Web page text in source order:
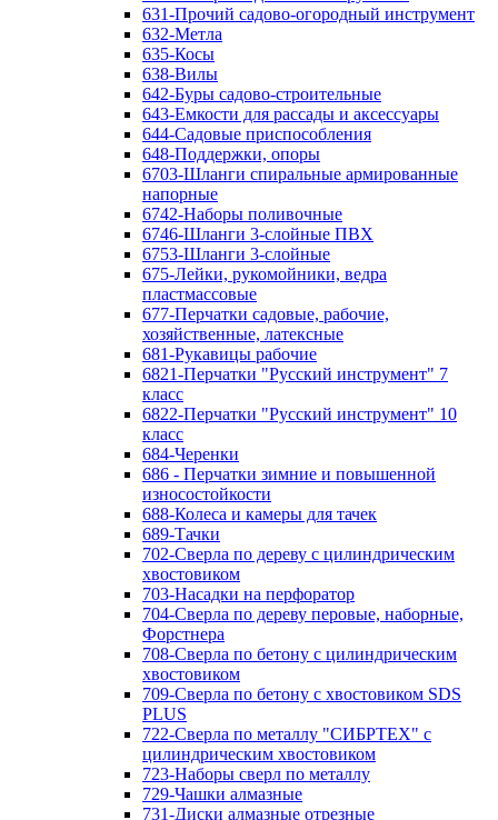
631-Прочий садово-огородный инструмент
632-Метла
635-Косы
638-Вилы
642-Буры садово-строительные
643-Емкости для рассады и аксессуары
644-Садовые приспособления
648-Поддержки, опоры
6703-Шланги спиральные армированные
напорные
6742-Наборы поливочные
6746-Шланги 3-слойные ПВХ
6753-Шланги 3-слойные
675-Лейки, рукомойники, ведра
пластмассовые
677-Перчатки садовые, рабочие,
хозяйственные, латексные
681-Рукавицы рабочие
6821-Перчатки "Русский инструмент" 7
класс
6822-Перчатки "Русский инструмент" 10
класс
684-Черенки
686 - Перчатки зимние и повышенной
износостойкости
688-Колеса и камеры для тачек
689-Тачки
702-Сверла по дереву с цилиндрическим
хвостовиком
703-Насадки на перфоратор
704-Сверла по дереву перовые, наборные,
Форстнера
708-Сверла по бетону с цилиндрическим
хвостовиком
709-Сверла по бетону с хвостовиком SDS
PLUS
722-Сверла по металлу "СИБРТЕХ" с
цилиндрическим хвостовиком
723-Наборы сверл по металлу
729-Чашки алмазные
731-Диски алмазные отрезные